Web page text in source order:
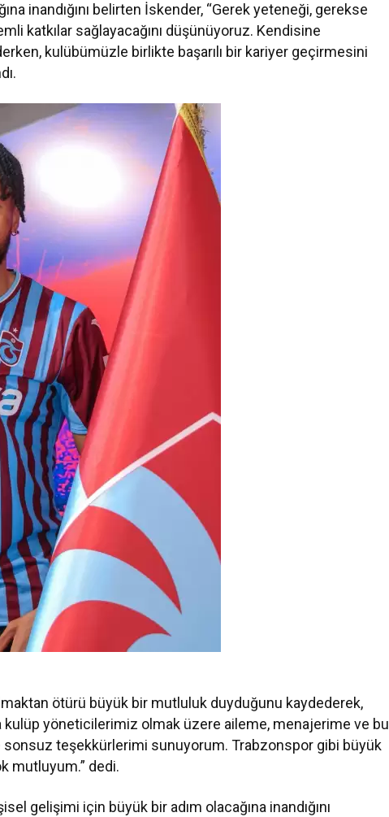
inandığını belirten İskender, “Gerek yeteneği, gerekse
katkılar sağlayacağını düşünüyoruz. Kendisine
kulübümüzle birlikte başarılı bir kariyer geçirmesini
ötürü büyük bir mutluluk duyduğunu kaydederek,
yöneticilerimiz olmak üzere aileme, menajerime ve bu
teşekkürlerimi sunuyorum. Trabzonspor gibi büyük
mutluyum.” dedi.
gelişimi için büyük bir adım olacağına inandığını